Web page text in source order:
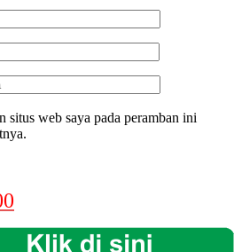
situs web saya pada peramban ini